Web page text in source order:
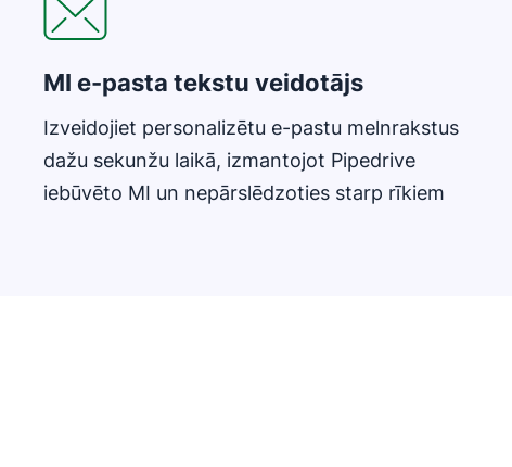
MI e-pasta tekstu veidotājs
Izveidojiet personalizētu e-pastu melnrakstus
dažu sekunžu laikā, izmantojot Pipedrive
iebūvēto MI un nepārslēdzoties starp rīkiem